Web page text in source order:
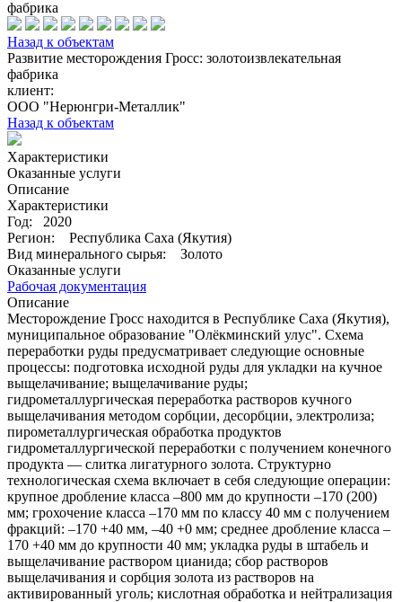
фабрика
Назад к объектам
Развитие месторождения Гросс: золотоизвлекательная
фабрика
клиент:
ООО "Нерюнгри-Металлик"
Назад к объектам
Характеристики
Оказанные услуги
Описание
Характеристики
Год: 2020
Регион:
Республика Саха (Якутия)
Вид минерального сырья:
Золото
Оказанные услуги
Рабочая документация
Описание
Месторождение Гросс находится в Республике Саха (Якутия),
муниципальное образование "Олёкминский улус". Схема
переработки руды предусматривает следующие основные
процессы: подготовка исходной руды для укладки на кучное
выщелачивание; выщелачивание руды;
гидрометаллургическая переработка растворов кучного
выщелачивания методом сорбции, десорбции, электролиза;
пирометаллургическая обработка продуктов
гидрометаллургической переработки с получением конечного
продукта — слитка лигатурного золота. Структурно
технологическая схема включает в себя следующие операции:
крупное дробление класса –800 мм до крупности –170 (200)
мм; грохочение класса –170 мм по классу 40 мм с получением
фракций: –170 +40 мм, –40 +0 мм; среднее дробление класса –
170 +40 мм до крупности 40 мм; укладка руды в штабель и
выщелачивание раствором цианида; сбор растворов
выщелачивания и сорбция золота из растворов на
активированный уголь; кислотная обработка и нейтрализация